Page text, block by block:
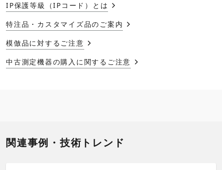
IP保護等級（IPコード）とは
特注品・カスタマイズ品のご案内
模倣品に対するご注意
中古測定機器の購入に関するご注意
関連事例・技術トレンド